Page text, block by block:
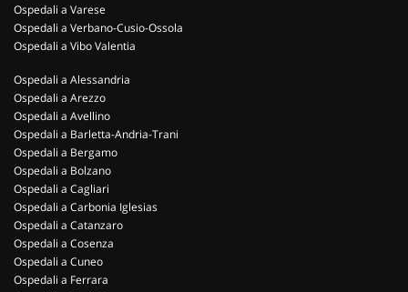
Ospedali a Varese
Ospedali a Verbano-Cusio-Ossola
Ospedali a Vibo Valentia
Ospedali a Alessandria
Ospedali a Arezzo
Ospedali a Avellino
Ospedali a Barletta-Andria-Trani
Ospedali a Bergamo
Ospedali a Bolzano
Ospedali a Cagliari
Ospedali a Carbonia Iglesias
Ospedali a Catanzaro
Ospedali a Cosenza
Ospedali a Cuneo
Ospedali a Ferrara